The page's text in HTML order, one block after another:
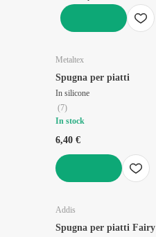
Metaltex
Spugna per piatti
In silicone
(7)
In stock
6,40 €
Addis
Spugna per piatti Fairy